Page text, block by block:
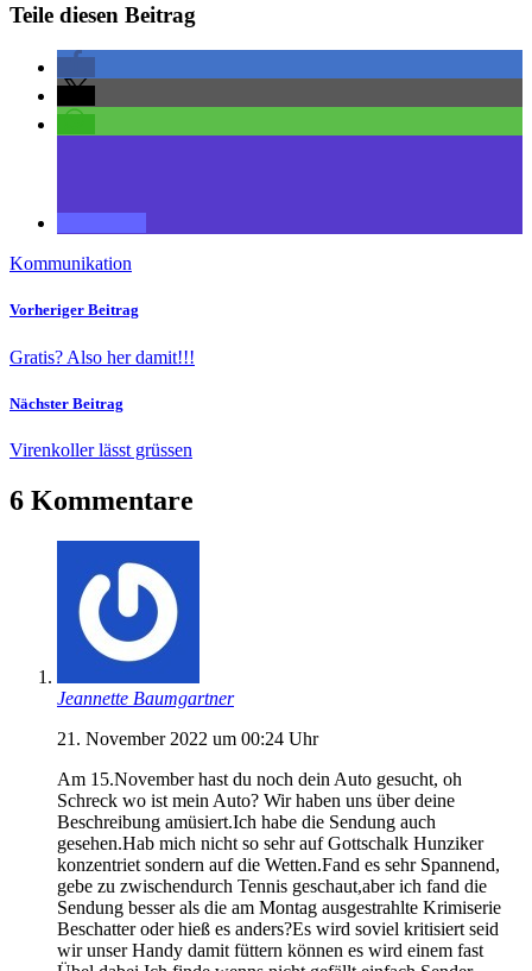
Teile diesen Beitrag
Kommunikation
Vorheriger Beitrag
Gratis? Also her damit!!!
Nächster Beitrag
Virenkoller lässt grüssen
6 Kommentare
Jeannette Baumgartner
21. November 2022 um 00:24 Uhr
Am 15.November hast du noch dein Auto gesucht, oh
Schreck wo ist mein Auto? Wir haben uns über deine
Beschreibung amüsiert.Ich habe die Sendung auch
gesehen.Hab mich nicht so sehr auf Gottschalk Hunziker
konzentriet sondern auf die Wetten.Fand es sehr Spannend,
gebe zu zwischendurch Tennis geschaut,aber ich fand die
Sendung besser als die am Montag ausgestrahlte Krimiserie
Beschatter oder hieß es anders?Es wird soviel kritisiert seid
wir unser Handy damit füttern können es wird einem fast